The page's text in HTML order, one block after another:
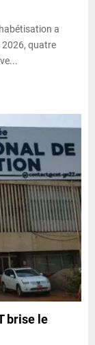
a
2026, quatre
brise le